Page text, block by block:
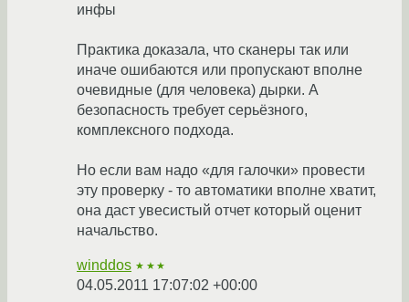
инфы
Практика доказала, что сканеры так или
иначе ошибаются или пропускают вполне
очевидные (для человека) дырки. А
безопасность требует серьёзного,
комплексного подхода.
Но если вам надо «для галочки» провести
эту проверку - то автоматики вполне хватит,
она даст увесистый отчет который оценит
начальство.
winddos ★★★
04.05.2011 17:07:02 +00:00